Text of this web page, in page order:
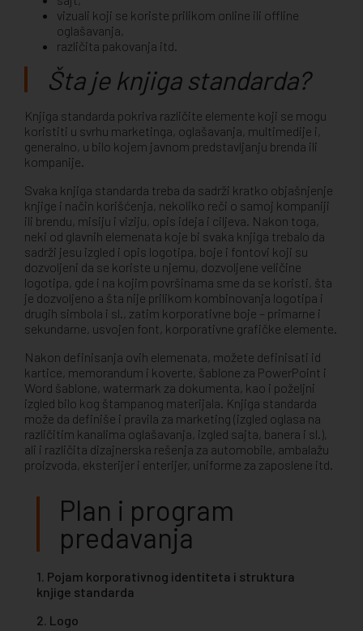
vizuali koji se koriste prilikom online ili offline
oglašavanja,
različita pakovanja itd.
Šta je knjiga standarda?
Knjiga standarda pokriva različite elemente koji se mogu
koristiti u svrhu marketinga, oglašavanja, multimedije i,
generalno, u bilo kojem javnom predstavljanju brenda ili
kompanije.
Svaka knjiga standarda treba da sadrži kratko objašnjenje
knjige i način korišćenja, nekoliko reči o samoj kompaniji
ili brendu, misiju i viziju, opis ideja i ciljeva. Nakon toga,
neki od glavnih elemenata koje bi svaka knjiga trebalo da
sadrži jesu izgled i opis logotipa, boje i fontovi koji su
dozvoljeni da se koriste u njemu, dozvoljene veličine
logotipa, gde i na kojim površinama sme da se koristi, šta
je dozvoljeno a šta nije prilikom kombinovanja logotipa i
drugih simbola i sl., zatim korporativne boje – primarne i
sekundarne, usvojen font, korporativne grafičke elemente.
Nakon definisanja ovih elemenata, možete definisati id
kartice, memorandum i koverte, šablone za PowerPoint i
Word šablone, watermark za dokumenta, kao i poželjni
izgled bilo kog štampanog materijala. Knjiga standarda
može da definiše i pravila za marketing (izgled oglasa na
različitim kanalima oglašavanja, izgled sajta, banera i sl.),
ali i različita dizajnerska rešenja za automobile, ambalažu
proizvoda, eksterijer i enterijer, uniforme za zaposlene itd.
Plan i program
predavanja
1. Pojam korporativnog identiteta i struktura
knjige standarda
2. Logo